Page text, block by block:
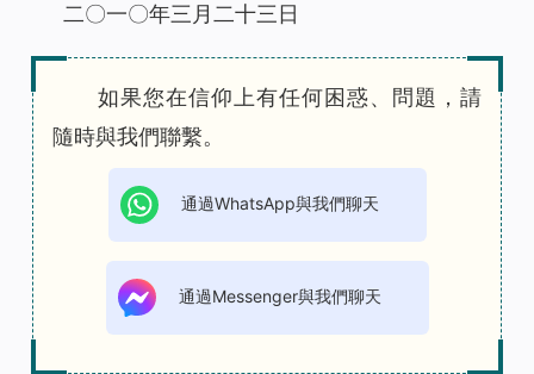
二〇一〇年三月二十三日
如果您在信仰上有任何困惑、問題，請
隨時與我們聯繫。
通過WhatsApp與我們聊天
通過Messenger與我們聊天